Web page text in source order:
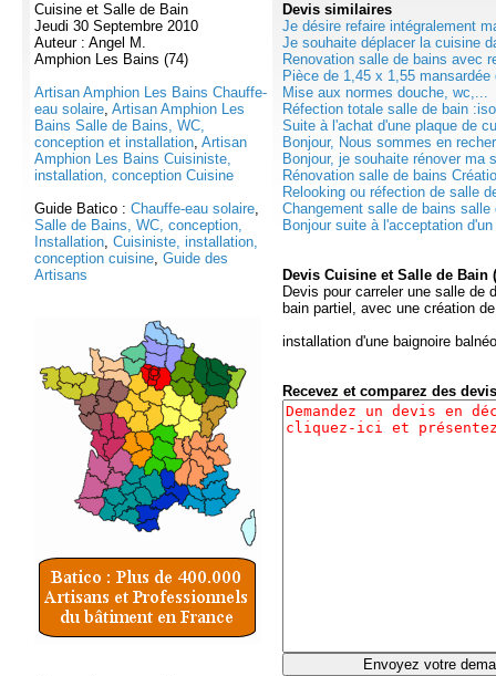
Cuisine et Salle de Bain
Jeudi 30 Septembre 2010
Auteur : Angel M.
Amphion Les Bains (74)
Artisan Amphion Les Bains Chauffe-
eau solaire, Artisan Amphion Les
Bains Salle de Bains, WC,
conception et installation, Artisan
Amphion Les Bains Cuisiniste,
installation, conception Cuisine
Guide Batico : Chauffe-eau solaire,
Salle de Bains, WC, conception,
Installation, Cuisiniste, installation,
conception cuisine, Guide des
Artisans
Devis similaires
Je désire refaire intégralement
Je souhaite déplacer la cuisine
Renovation salle de bains avec
Pièce de 1,45 x 1,55
Mise aux normes douche, wc,...
Réfection totale salle de bain
Suite à l'achat d'une plaque de
Bonjour, Nous sommes en
Bonjour, je souhaite rénover ma
Rénovation salle de bains
Relooking ou réfection de salle
Changement salle de bains salle
Bonjour suite à l'acceptation
Devis Cuisine et Salle de Bain
Devis pour carreler une salle de
bain partiel, avec une création
installation d'une baignoire balnéo
Recevez et comparez des